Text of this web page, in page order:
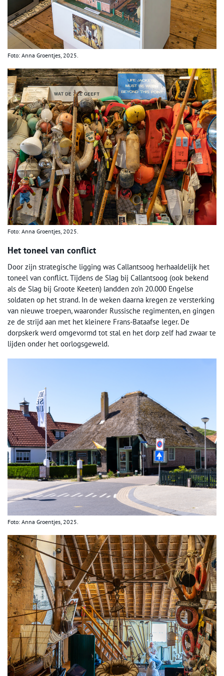
Foto: Anna Groentjes, 2025.
Foto: Anna Groentjes, 2025.
Het toneel van conflict
Door zijn strategische ligging was Callantsoog herhaaldelijk het
toneel van conflict. Tijdens de Slag bij Callantsoog (ook bekend
als de Slag bij Groote Keeten) landden zo’n 20.000 Engelse
soldaten op het strand. In de weken daarna kregen ze versterking
van nieuwe troepen, waaronder Russische regimenten, en gingen
ze de strijd aan met het kleinere Frans-Bataafse leger. De
dorpskerk werd omgevormd tot stal en het dorp zelf had zwaar te
lijden onder het oorlogsgeweld.
Foto: Anna Groentjes, 2025.